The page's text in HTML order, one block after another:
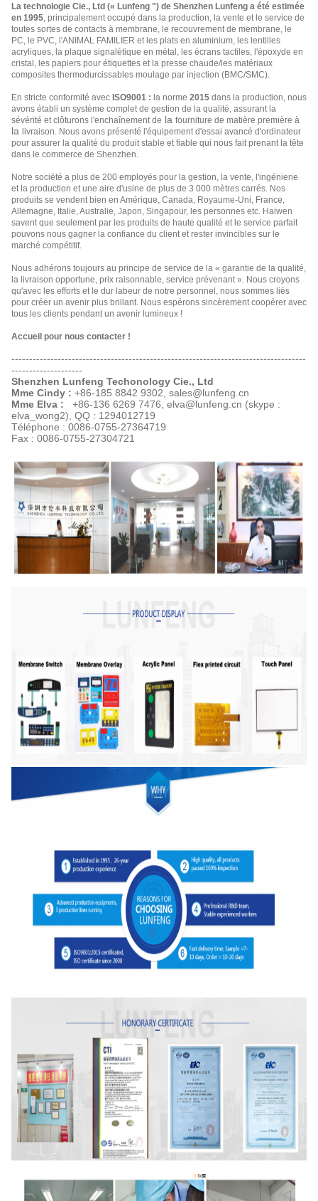
La technologie Cie., Ltd (« Lunfeng ") de Shenzhen Lunfeng a été estimée
en 1995 , principalement occupé dans la production, la vente et le service de
toutes sortes de contacts à membrane, le recouvrement de membrane, le
PC, le PVC, l'ANIMAL FAMILIER et les plats en aluminium, les lentilles
acryliques, la plaque signalétique en métal, les écrans tactiles, l'époxyde en
cristal, les papiers pour étiquettes et la presse chaude/les matériaux
composites thermodurcissables moulage par injection (BMC/SMC).
En stricte conformité avec ISO9001 : la norme 2015 dans la production, nous
avons établi un système complet de gestion de la qualité, assurant la
sévérité et clôturons l'enchaînement de la fourniture de matière première à
la livraison. Nous avons présenté l'équipement d'essai avancé d'ordinateur
pour assurer la qualité du produit stable et fiable qui nous fait prenant la tête
dans le commerce de Shenzhen.
Notre société a plus de 200 employés pour la gestion, la vente, l'ingénierie
et la production et une aire d'usine de plus de 3 000 mètres carrés. Nos
produits se vendent bien en Amérique, Canada, Royaume-Uni, France,
Allemagne, Italie, Australie, Japon, Singapour, les personnes etc. Haiwen
savent que seulement par les produits de haute qualité et le service parfait
pouvons nous gagner la confiance du client et rester invincibles sur le
marché compétitif.
Nous adhérons toujours au principe de service de la « garantie de la qualité,
la livraison opportune, prix raisonnable, service prévenant ». Nous croyons
qu'avec les efforts et le dur labeur de notre personnel, nous sommes liés
pour créer un avenir plus brillant. Nous espérons sincèrement coopérer avec
tous les clients pendant un avenir lumineux !
Accueil pour nous contacter !
-----------------------------------------------------------------------------------
--------------------
Shenzhen Lunfeng Techonology Cie., Ltd
Mme Cindy : +86-185 8842 9302, sales@lunfeng.cn
Mme Elva : +86-136 6269 7476, elva@lunfeng.cn (skype :
elva_wong2), QQ : 1294012719
Téléphone : 0086-0755-27364719
Fax : 0086-0755-27304721